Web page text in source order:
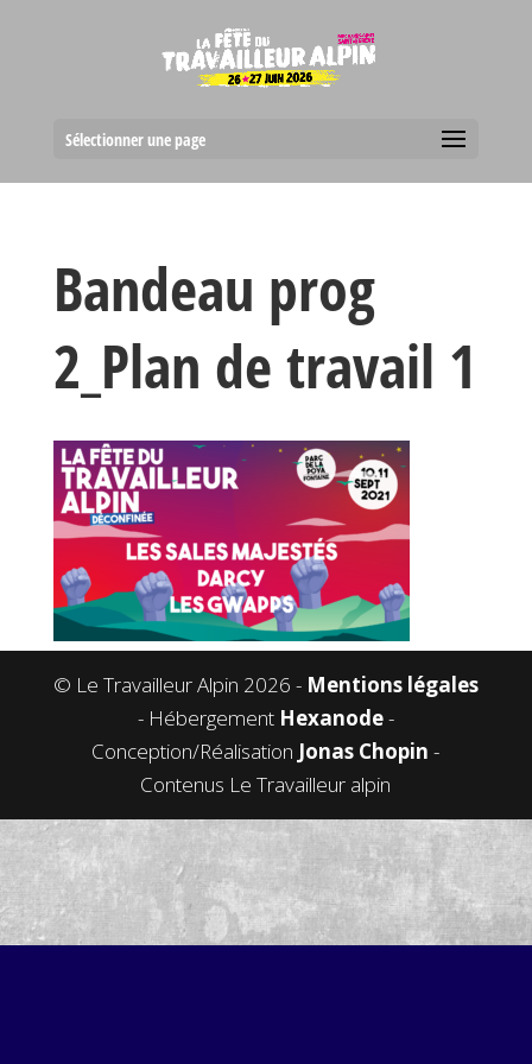
Sélectionner une page
Bandeau prog
2_Plan de travail 1
© Le Travailleur Alpin 2026 - Mentions légales
- Hébergement Hexanode-
Conception/Réalisation Jonas Chopin -
Contenus Le Travailleur alpin